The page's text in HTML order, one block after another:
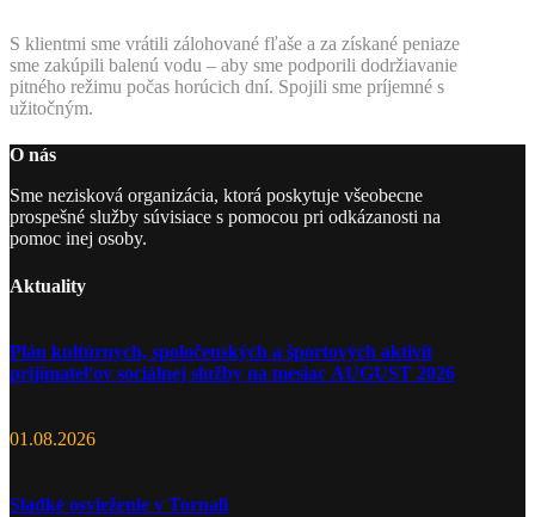
S klientmi sme vrátili zálohované fľaše a za získané peniaze
sme zakúpili balenú vodu – aby sme podporili dodržiavanie
pitného režimu počas horúcich dní. Spojili sme príjemné s
užitočným.
O nás
Sme nezisková organizácia, ktorá poskytuje všeobecne
prospešné služby súvisiace s pomocou pri odkázanosti na
pomoc inej osoby.
Aktuality
Plán kultúrnych, spoločenských a športových aktivít
prijímateľov sociálnej služby na mesiac AUGUST 2026
01.08.2026
Sladké osvieženie v Tornali